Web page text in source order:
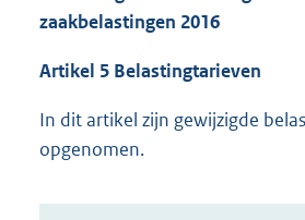
zaakbelastingen 2016
Artikel 5 Belastingtarieven
In dit artikel zijn gewijzigde
opgenomen.